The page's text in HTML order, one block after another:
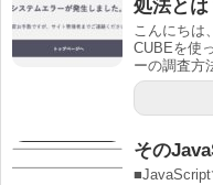
処法とは
こんにちは
CUBEを使
ーの調査方
その
■JavaScript